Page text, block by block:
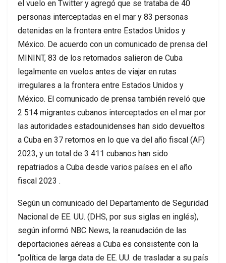
el vuelo en Twitter y agregó que se trataba de 40
personas interceptadas en el mar y 83 personas
detenidas en la frontera entre Estados Unidos y
México. De acuerdo con un comunicado de prensa del
MININT, 83 de los retornados salieron de Cuba
legalmente en vuelos antes de viajar en rutas
irregulares a la frontera entre Estados Unidos y
México. El comunicado de prensa también reveló que
2 514 migrantes cubanos interceptados en el mar por
las autoridades estadounidenses han sido devueltos
a Cuba en 37 retornos en lo que va del año fiscal (AF)
2023, y un total de 3 411 cubanos han sido
repatriados a Cuba desde varios países en el año
fiscal 2023 .
Según un comunicado del Departamento de Seguridad
Nacional de EE. UU. (DHS, por sus siglas en inglés),
según informó NBC News, la reanudación de las
deportaciones aéreas a Cuba es consistente con la
“política de larga data de EE. UU. de trasladar a su país